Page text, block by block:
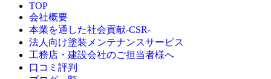
TOP
会社概要
本業を通した社会貢献-CSR-
法人向け塗装メンテナンスサービス
工務店・建設会社のご担当者様へ
口コミ評判